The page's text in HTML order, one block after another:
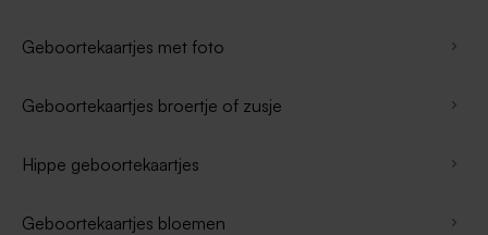
Geboortekaartjes met foto
Geboortekaartjes broertje of zusje
Hippe geboortekaartjes
Geboortekaartjes bloemen